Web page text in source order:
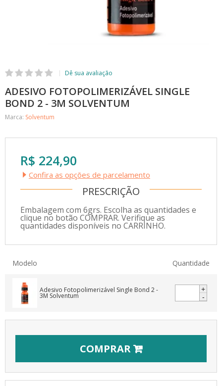
ADESIVO FOTOPOLIMERIZÁVEL SINGLE
BOND 2 - 3M SOLVENTUM
Marca: Solventum
R$ 224,90
Confira as opções de parcelamento
PRESCRIÇÃO
Embalagem com 6grs. Escolha as quantidades e
clique no botão COMPRAR. Verifique as
quantidades disponíveis no CARRINHO.
Modelo Quantidade
+
-
COMPRAR